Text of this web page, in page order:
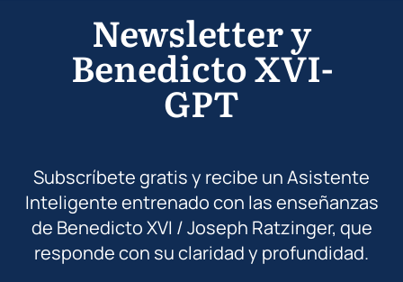
Newsletter y
Benedicto XVI-
GPT
Subscríbete gratis y recibe un Asistente
Inteligente entrenado con las enseñanzas
de Benedicto XVI / Joseph Ratzinger, que
responde con su claridad y profundidad.